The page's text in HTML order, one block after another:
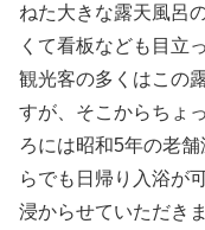
ねた大きな露天風呂
くて看板なども目立
観光客の多くはこの
すが、そこからちょ
ろには昭和5年の老
らでも日帰り入浴が
浸からせていただき